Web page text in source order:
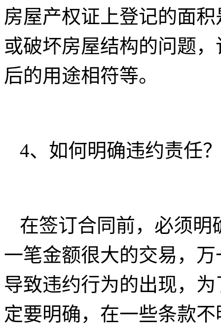
房屋产权证上登记的面
或破坏房屋结构的问题
后的用途相符等。
4、如何明确违约责任
在签订合同前，必须明
一笔金额很大的交易，
导致违约行为的出现，
定要明确，在一些条款